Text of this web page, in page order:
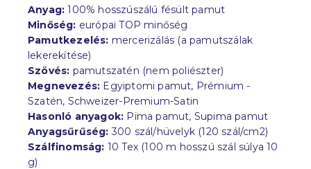
Anyag: 100% hosszúszálú fésült pamut
Minőség: európai TOP minőség
Pamutkezelés: mercerizálás (a pamutszálak
lekerekítése)
Szövés: pamutszatén (nem poliészter)
Megnevezés: Egyiptomi pamut, Prémium -
Szatén, Schweizer-Premium-Satin
Hasonló anyagok: Pima pamut, Supima pamut
Anyagsűrűség: 300 szál/hüvelyk (120 szál/cm2)
Szálfinomság: 10 Tex (100 m hosszú szál súlya 10
g)